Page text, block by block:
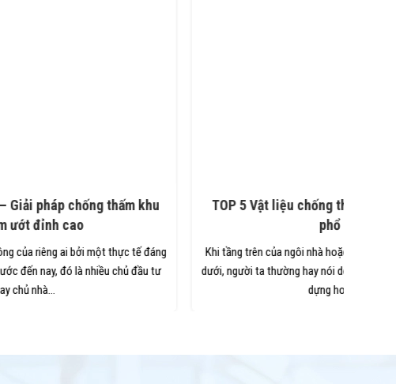
TOP 5 Vật liệu chống thấm dột chất lượng cao
Khi tầng trên của ngôi nhà hoặc chung cư bị thấm xuống tầng
dưới, người ta thường hay nói do lỗi kỹ thuật trong cấu trúc xây